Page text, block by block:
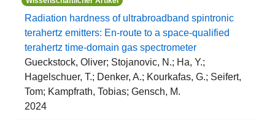
Radiation hardness of ultrabroadband spintronic
terahertz emitters: En-route to a space-qualified
terahertz time-domain gas spectrometer
Gueckstock, Oliver; Stojanovic, N.; Ha, Y.;
Hagelschuer, T.; Denker, A.; Kourkafas, G.; Seifert,
Tom; Kampfrath, Tobias; Gensch, M.
2024